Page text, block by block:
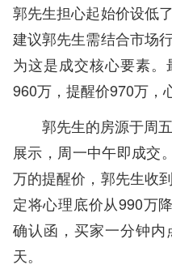
郭先生担心起始价设低
建议郭先生需结合市场
为这是成交核心要素
960万，提醒价970万，
郭先生的房源于周五
展示，周一中午即成交
万的提醒价，郭先生收
定将心理底价从990万
确认函，买家一分钟
天。